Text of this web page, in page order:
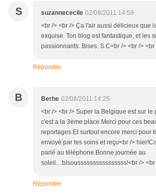
S suzannececile 02/08/2011 14:59
<br /> <br /> Ça l'air aussi délicieux que
exquise. Ton blog est fantastique, et les
passionnants. Bises. S.C<br /> <br /> <br
Répondre
B Berhe 02/08/2011 14:25
<br /> <br /> Super la Belgique est sur le
c'est a la 3ème place.Merci pour ces
reportages.Et surtout encore merci pour
envoyé par tes soins et reçu<br />
parlé au téléphone.Bonne journée au
soleil....bisoussssssssssssssss!<br />
Répondre